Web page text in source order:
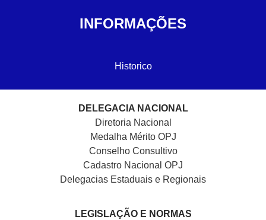
INFORMAÇÕES
Historico
DELEGACIA NACIONAL
Diretoria Nacional
Medalha Mérito OPJ
Conselho Consultivo
Cadastro Nacional OPJ
Delegacias Estaduais e Regionais
LEGISLAÇÃO E NORMAS